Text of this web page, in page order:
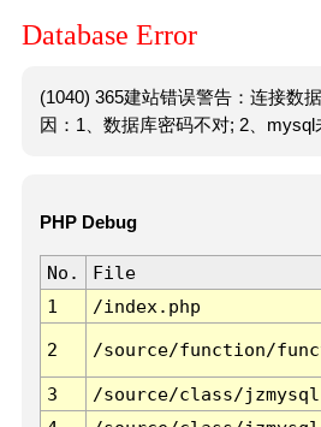
Database Error
(1040) 365建站错误警告：连接数
因：1、数据库密码不对; 2、mysql
PHP Debug
No. File
1
/index.php
2 /source/function/
3 /source/class/